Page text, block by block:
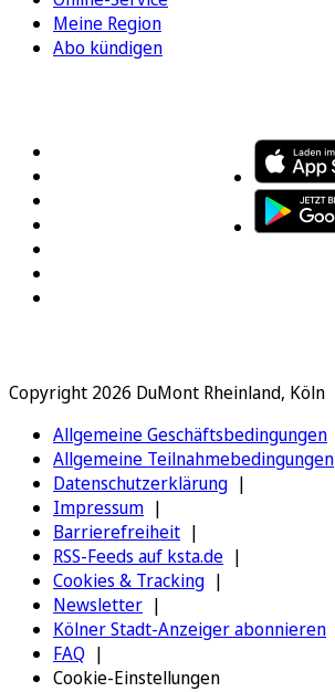
Meine Region
Abo kündigen
Copyright 2026 DuMont Rheinland, Köln
Allgemeine Geschäftsbedingungen
Allgemeine Teilnahmebedingungen
Datenschutzerklärung
Impressum
Barrierefreiheit
RSS-Feeds auf ksta.de
Cookies & Tracking
Newsletter
Kölner Stadt-Anzeiger abonnieren
FAQ
Cookie-Einstellungen